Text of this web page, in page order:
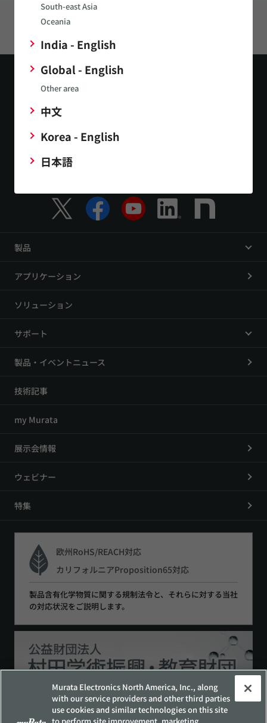
South-east Asia
Oceania
India - English
Global - English
Other area
中文
Korea - English
日本語
このページをシェアする
お問い合わせ
製品
アプリケーション
ソリューション
サポート
製品・イベントニュース
技術記事
my Murata
展示会情報
ウェビナー
特集
欧州RoHS/REACH対応
カリフォルニアProposition65対応
製品含有化学物質に関する規制法令と、それらに対する当社
の対応状況をご説明します。
Murata Electronics North America, Inc., along
with our service providers and other third parties
use cookies and similar technologies on this site